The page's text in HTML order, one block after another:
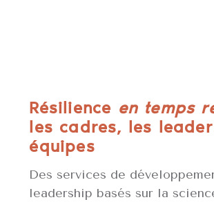
Résilience en temps
les cadres, les
équipes
Des services de
leadership basés sur la